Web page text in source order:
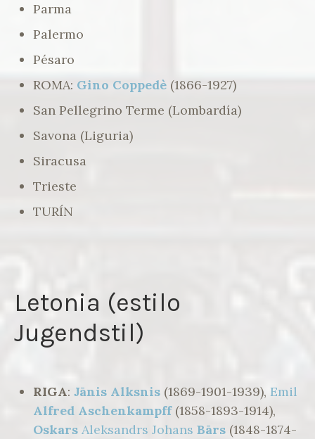
Parma
Palermo
Pésaro
ROMA: Gino Coppedè (1866-1927)
San Pellegrino Terme (Lombardía)
Savona (Liguria)
Siracusa
Trieste
TURÍN
Letonia (estilo
Jugendstil)
RIGA: Jānis Alksnis (1869-1901-1939), Emil
Alfred Aschenkampff (1858-1893-1914),
Oskars Aleksandrs Johans Bārs (1848-1874-